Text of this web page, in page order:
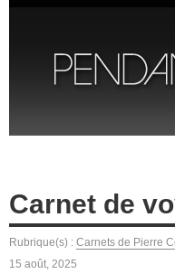
Carnet de
Rubrique(s) : Carnets de Pierre
15 août, 2025